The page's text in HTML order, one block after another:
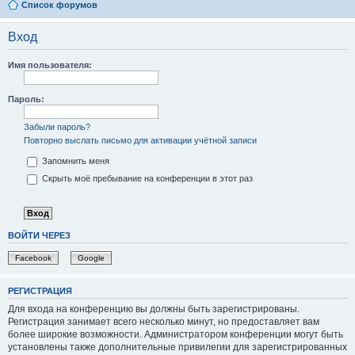
Список форумов
Вход
Имя пользователя:
Пароль:
Забыли пароль?
Повторно выслать письмо для активации учётной записи
Запомнить меня
Скрыть моё пребывание на конференции в этот раз
ВОЙТИ ЧЕРЕЗ
Facebook Google
РЕГИСТРАЦИЯ
Для входа на конференцию вы должны быть зарегистрированы.
Регистрация занимает всего несколько минут, но предоставляет вам
более широкие возможности. Администратором конференции могут быть
установлены также дополнительные привилегии для зарегистрированных